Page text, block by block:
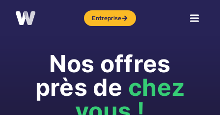
Entreprise
Nos offres
près de chez